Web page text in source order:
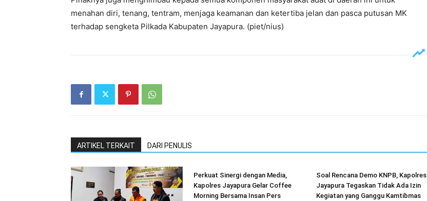
menahan diri, tenang, tentram, menjaga keamanan dan ketertiba jelan dan pasca putusan MK
terhadap sengketa Pilkada Kabupaten Jayapura. (piet/nius)
ARTIKEL TERKAIT DARI PENULIS
Perkuat Sinergi dengan Media,
Kapolres Jayapura Gelar Coffee
Morning Bersama Insan Pers
Soal Rencana Demo KNPB, Kapolres
Jayapura Tegaskan Tidak Ada Izin
Kegiatan yang Ganggu Kamtibmas